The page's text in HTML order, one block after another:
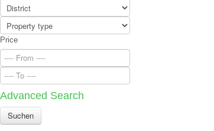
Price
Advanced Search